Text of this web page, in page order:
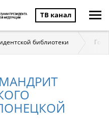
ТВ канал
библиотеки